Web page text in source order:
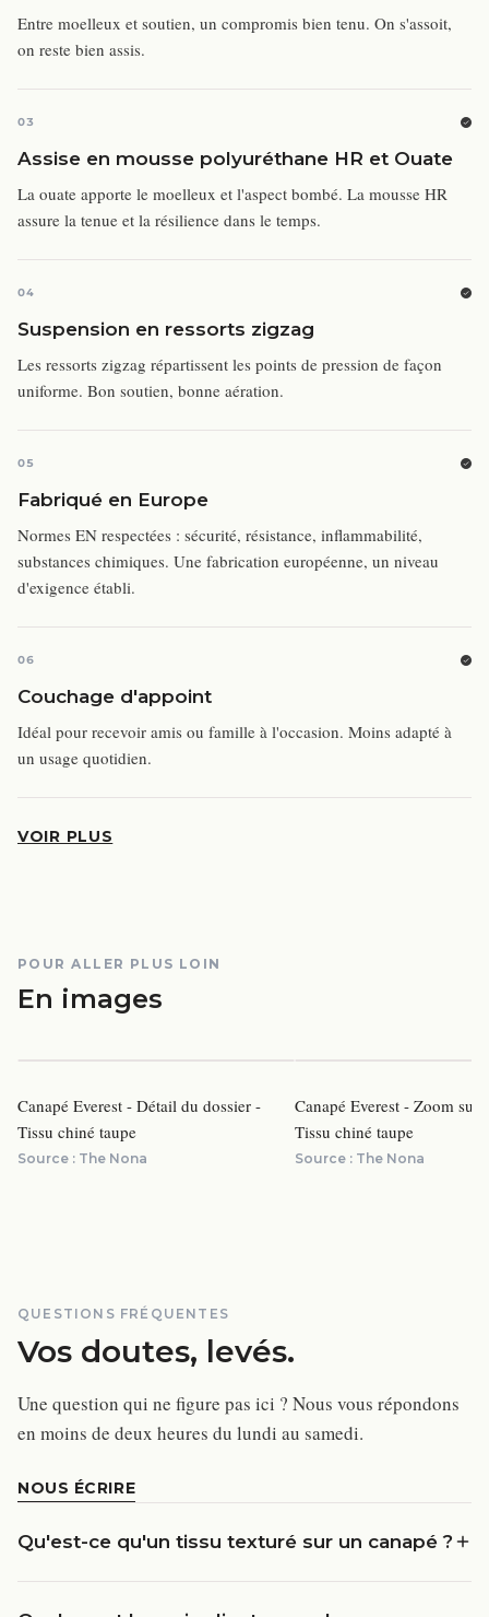
Entre moelleux et soutien, un compromis bien tenu. On s'assoit,
on reste bien assis.
03
Assise en mousse polyuréthane HR et Ouate
La ouate apporte le moelleux et l'aspect bombé. La mousse HR
assure la tenue et la résilience dans le temps.
04
Suspension en ressorts zigzag
Les ressorts zigzag répartissent les points de pression de façon
uniforme. Bon soutien, bonne aération.
05
Fabriqué en Europe
Normes EN respectées : sécurité, résistance, inflammabilité,
substances chimiques. Une fabrication européenne, un niveau
d'exigence établi.
06
Couchage d'appoint
Idéal pour recevoir amis ou famille à l'occasion. Moins adapté à
un usage quotidien.
VOIR PLUS
POUR ALLER PLUS LOIN
En images
Canapé Everest - Détail du dossier -
Tissu chiné taupe
Source : The Nona
Canapé Everest - Zoom sur
Tissu chiné taupe
Source : The Nona
QUESTIONS FRÉQUENTES
Vos doutes, levés.
Une question qui ne figure pas ici ? Nous vous répondons
en moins de deux heures du lundi au samedi.
NOUS ÉCRIRE
Qu'est-ce qu'un tissu texturé sur un canapé ?